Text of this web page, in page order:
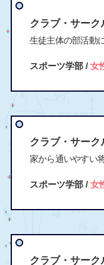
クラブ・サーク
生徒主体の部活動
スポーツ学部 / 女
クラブ・サーク
家から通いやすい
スポーツ学部 / 女
クラブ・サーク